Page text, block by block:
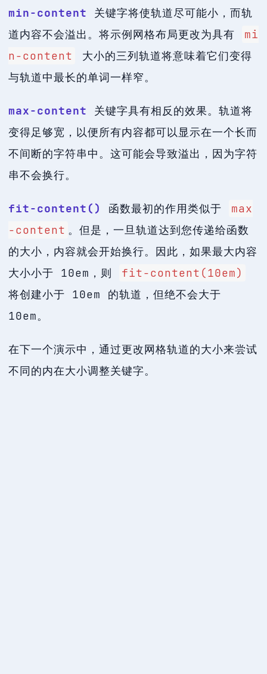
min-content 关键字将使轨道尽可能小，而轨
道内容不会溢出。将示例网格布局更改为具有
mi
n-content
大小的三列轨道将意味着它们变得
与轨道中最长的单词一样窄。
max-content 关键字具有相反的效果。轨道将
变得足够宽，以便所有内容都可以显示在一个长而
不间断的字符串中。这可能会导致溢出，因为字符
串不会换行。
fit-content() 函数最初的作用类似于
max
-content 。但是，一旦轨道达到您传递给函数
的大小，内容就会开始换行。因此，如果最大内容
大小小于 10em，则
fit-content(10em)
将创建小于 10em 的轨道，但绝不会大于
10em。
在下一个演示中，通过更改网格轨道的大小来尝试
不同的内在大小调整关键字。